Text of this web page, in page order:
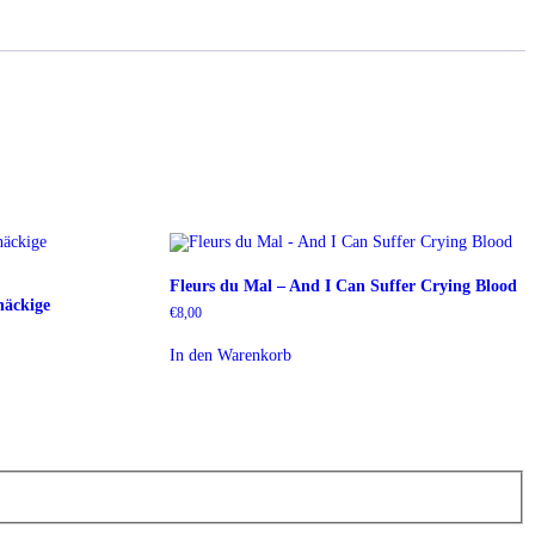
Fleurs du Mal – And I Can Suffer Crying Blood
€8,00
In den Warenkorb